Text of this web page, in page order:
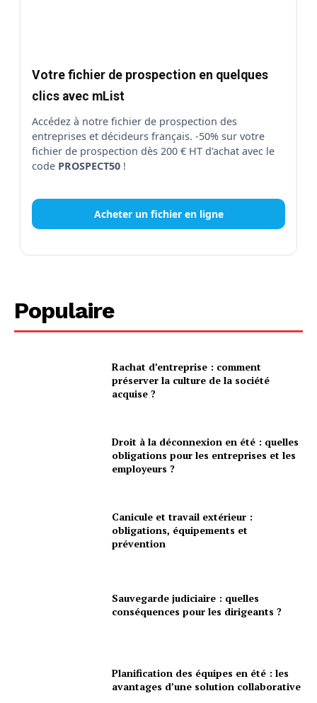
Votre fichier de prospection en quelques
clics avec mList
Accédez à notre fichier de prospection des
entreprises et décideurs français. -50% sur votre
fichier de prospection dès 200 € HT d'achat avec le
code PROSPECT50 !
Acheter un fichier en ligne
Populaire
Rachat d’entreprise : comment
préserver la culture de la société
acquise ?
Droit à la déconnexion en été : quelles
obligations pour les entreprises et les
employeurs ?
Canicule et travail extérieur :
obligations, équipements et
prévention
Sauvegarde judiciaire : quelles
conséquences pour les dirigeants ?
Planification des équipes en été : les
avantages d’une solution collaborative